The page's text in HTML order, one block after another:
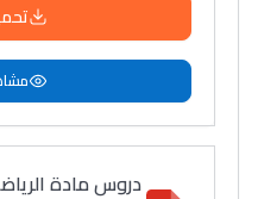
دروس مادة